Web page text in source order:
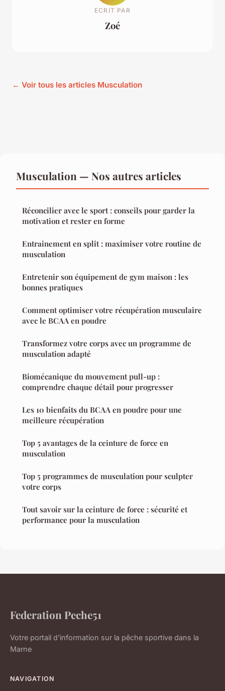
ECRIT PAR
Zoé
← Voir tous les articles Musculation
Musculation — Nos autres articles
Réconcilier avec le sport : conseils pour garder la
motivation et rester en forme
Entrainement en split : maximiser votre routine de
musculation
Entretenir son équipement de gym maison : les
bonnes pratiques
Comment optimiser votre récupération musculaire
avec le BCAA en poudre
Transformez votre corps avec un programme de
musculation adapté
Biomécanique du mouvement pull-up :
comprendre chaque détail pour progresser
Les 10 bienfaits du BCAA en poudre pour une
meilleure récupération
Top 5 avantages de la ceinture de force en
musculation
Top 5 programmes de musculation pour sculpter
votre corps
Tout savoir sur la ceinture de force : sécurité et
performance pour la musculation
Federation Peche51
Votre portail d'information sur la pêche sportive dans la
Marne
NAVIGATION